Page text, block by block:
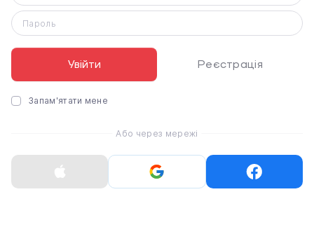
4 679 ₴ 1 899 ₴
Навушники JBL Wave
Flex 2 - Black
Навушники JBL Wave
Flex 2 - White
Пароль
Увійти Реєстрація
Запам'ятати мене
Або через мережі